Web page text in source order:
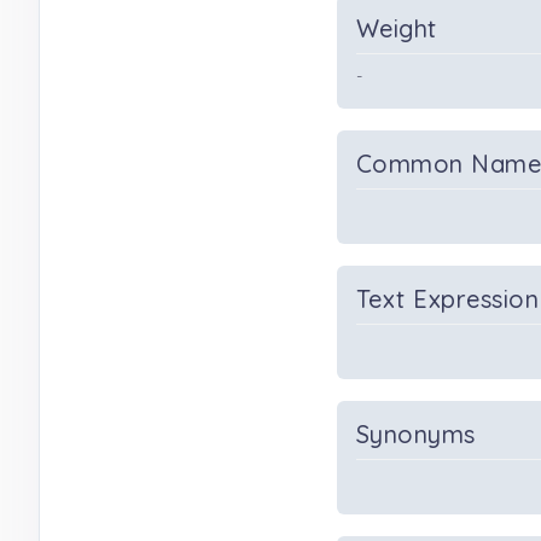
Weight
-
Common Name
Text Expression
Synonyms